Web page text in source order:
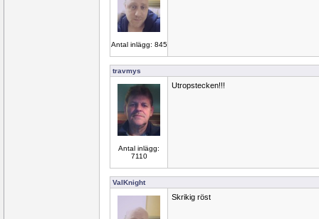
Antal inlägg: 845
travmys
Antal inlägg:
7110
Utropstecken!!!
ValKnight
Skrikig röst